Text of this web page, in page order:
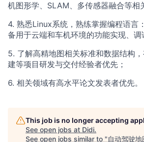
机图形学、SLAM、多传感器融合等相
4. 熟悉Linux系统，熟练掌握编程语
备用于云端和车机环境的功能实现、调
5. 了解高精地图相关标准和数据结构
建等项目研发与交付经验者优先；
6. 相关领域有高水平论文发表者优先。
This job is no longer accepting
See open jobs at Didi.
See open jobs similar to "自动驾驶